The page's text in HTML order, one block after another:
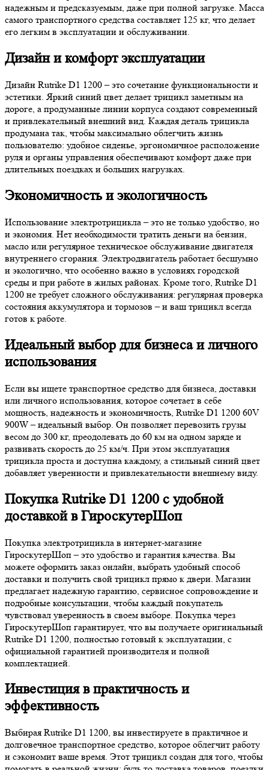
надежным и предсказуемым, даже при полной загрузке. Масса
самого транспортного средства составляет 125 кг, что делает
его легким в эксплуатации и обслуживании.
Дизайн и комфорт эксплуатации
Дизайн Rutrike D1 1200 – это сочетание функциональности и
эстетики. Яркий синий цвет делает трицикл заметным на
дороге, а продуманные линии корпуса создают современный
и привлекательный внешний вид. Каждая деталь трицикла
продумана так, чтобы максимально облегчить жизнь
пользователю: удобное сиденье, эргономичное расположение
руля и органы управления обеспечивают комфорт даже при
длительных поездках и больших нагрузках.
Экономичность и экологичность
Использование электротрицикла – это не только удобство, но
и экономия. Нет необходимости тратить деньги на бензин,
масло или регулярное техническое обслуживание двигателя
внутреннего сгорания. Электродвигатель работает бесшумно
и экологично, что особенно важно в условиях городской
среды и при работе в жилых районах. Кроме того, Rutrike D1
1200 не требует сложного обслуживания: регулярная проверка
состояния аккумулятора и тормозов – и ваш трицикл всегда
готов к работе.
Идеальный выбор для бизнеса и личного
использования
Если вы ищете транспортное средство для бизнеса, доставки
или личного использования, которое сочетает в себе
мощность, надежность и экономичность, Rutrike D1 1200 60V
900W – идеальный выбор. Он позволяет перевозить грузы
весом до 300 кг, преодолевать до 60 км на одном заряде и
развивать скорость до 25 км/ч. При этом эксплуатация
трицикла проста и доступна каждому, а стильный синий цвет
добавляет уверенности и привлекательности внешнему виду.
Покупка Rutrike D1 1200 с удобной
доставкой в ГироскутерШоп
Покупка электротрицикла в интернет-магазине
ГироскутерШоп – это удобство и гарантия качества. Вы
можете оформить заказ онлайн, выбрать удобный способ
доставки и получить свой трицикл прямо к двери. Магазин
предлагает надежную гарантию, сервисное сопровождение и
подробные консультации, чтобы каждый покупатель
чувствовал уверенность в своем выборе. Покупка через
ГироскутерШоп гарантирует, что вы получаете оригинальный
Rutrike D1 1200, полностью готовый к эксплуатации, с
официальной гарантией производителя и полной
комплектацией.
Инвестиция в практичность и
эффективность
Выбирая Rutrike D1 1200, вы инвестируете в практичное и
долговечное транспортное средство, которое облегчит работу
и сэкономит ваше время. Этот трицикл создан для того, чтобы